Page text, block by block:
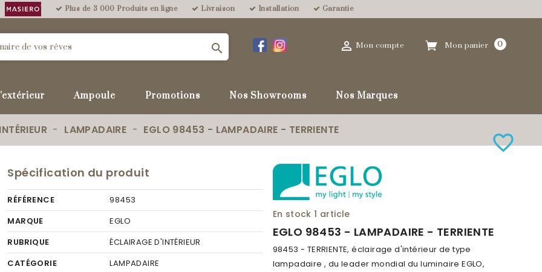
Plus de 3 000 Produits en ligne Livraison Installation Garantie
Mon panier 0
 Mon compte

Ampoule Promotions Nos Showrooms Nos Marques
LAMPADAIRE EGLO 98453 - LAMPADAIRE - TERRIENTE
Spécification du produit
RÉFÉRENCE
98453
MARQUE
EGLO
RUBRIQUE
ÉCLAIRAGE D'INTÉRIEUR
CATÉGORIE
LAMPADAIRE
En stock 1 article
EGLO 98453 - LAMPADAIRE - TERRIENTE
98453 - TERRIENTE, éclairage d'intérieur de type
lampadaire , du leader mondial du luminaire EGLO,
favorite_border